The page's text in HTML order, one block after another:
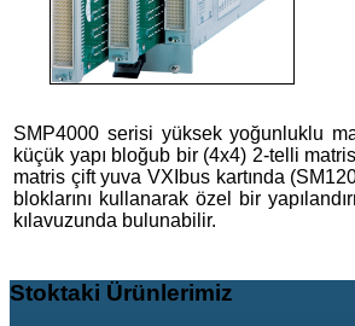
SMP4000 serisi yüksek yoğunluklu
küçük yapı bloğub bir (4x4) 2-telli
matris çift yuva VXIbus kartında
bloklarını kullanarak özel bir
kılavuzunda bulunabilir.
Stoktaki Ürünlerimiz